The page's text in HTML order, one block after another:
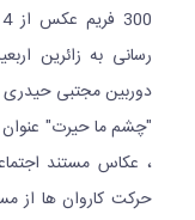
رسانی به زائرین
دوربین مجتبی
"چشم ما حیرت"
، عکاس مستند